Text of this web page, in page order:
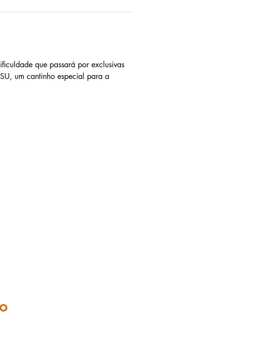
que passará por exclusivas
um cantinho especial para a